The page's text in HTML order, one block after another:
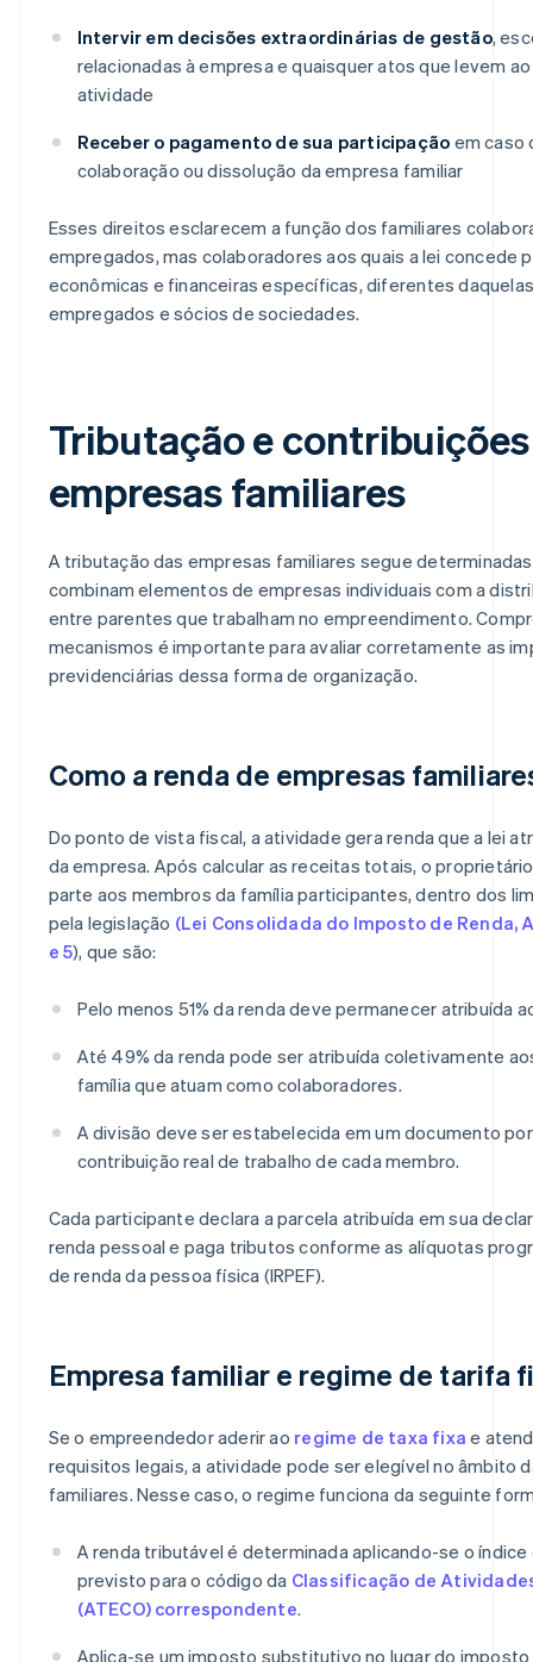
Intervir em decisões extraordinárias de gestão,
relacionadas à empresa e quaisquer atos que levem
atividade
Receber o pagamento de sua participação em caso
colaboração ou dissolução da empresa familiar
Esses direitos esclarecem a função dos familiares
empregados, mas colaboradores aos quais a lei concede
econômicas e financeiras específicas, diferentes
empregados e sócios de sociedades.
Tributação e
empresas familiares
A tributação das empresas familiares segue
combinam elementos de empresas individuais com a
entre parentes que trabalham no empreendimento.
mecanismos é importante para avaliar corretamente as
previdenciárias dessa forma de organização.
Como a renda de empresas
Do ponto de vista fiscal, a atividade gera renda que a lei
da empresa. Após calcular as receitas totais, o
parte aos membros da família participantes, dentro dos
pela legislação (Lei Consolidada do Imposto de Renda,
e 5), que são:
Pelo menos 51% da renda deve permanecer atribuída
Até 49% da renda pode ser atribuída coletivamente
família que atuam como colaboradores.
A divisão deve ser estabelecida em um documento
contribuição real de trabalho de cada membro.
Cada participante declara a parcela atribuída em sua
renda pessoal e paga tributos conforme as alíquotas
de renda da pessoa física (IRPEF).
Empresa familiar e regime de tarifa
Se o empreendedor aderir ao regime de taxa fixa e
requisitos legais, a atividade pode ser elegível no âmbito
familiares. Nesse caso, o regime funciona da seguinte
A renda tributável é determinada aplicando-se o
previsto para o código da Classificação de
(ATECO) correspondente.
Aplica-se um imposto substitutivo no lugar do